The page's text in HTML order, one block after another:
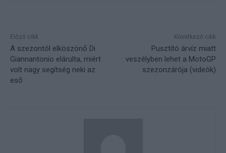
Előző cikk
A szezontól elköszönő Di
Giannantonio elárulta, miért
volt nagy segítség neki az
eső
Következő cikk
Pusztító árvíz miatt
veszélyben lehet a MotoGP
szezonzárója (videók)